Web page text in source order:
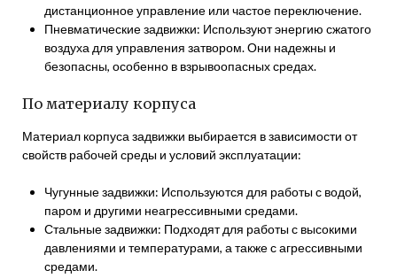
дистанционное управление или частое переключение.
Пневматические задвижки: Используют энергию сжатого
воздуха для управления затвором. Они надежны и
безопасны, особенно в взрывоопасных средах.
По материалу корпуса
Материал корпуса задвижки выбирается в зависимости от
свойств рабочей среды и условий эксплуатации:
Чугунные задвижки: Используются для работы с водой,
паром и другими неагрессивными средами.
Стальные задвижки: Подходят для работы с высокими
давлениями и температурами, а также с агрессивными
средами.